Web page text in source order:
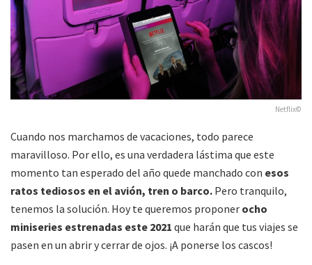
Netflix©
Cuando nos marchamos de vacaciones, todo parece
maravilloso. Por ello, es una verdadera lástima que este
momento tan esperado del año quede manchado con esos
ratos tediosos en el avión, tren o barco. Pero tranquilo,
tenemos la solución. Hoy te queremos proponer ocho
miniseries estrenadas este 2021 que harán que tus viajes se
pasen en un abrir y cerrar de ojos. ¡A ponerse los cascos!